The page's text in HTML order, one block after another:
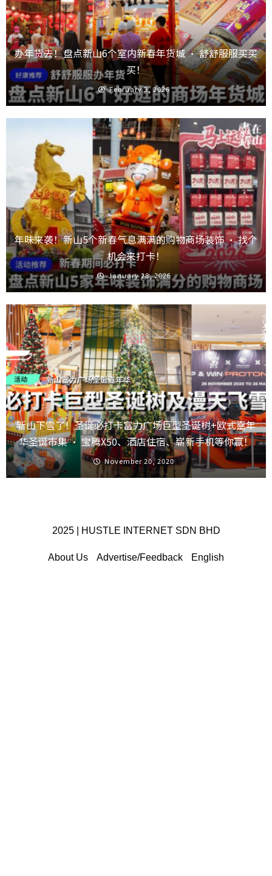
办年货去！盘点新山6个室内新春年货城 · 舒舒服服买买
买！
February 3, 2026
年味来袭！新山5个新春气息满满的购物商场装饰 · 找个
机会来打卡！
January 28, 2026
新山下雪了！圣诞必打卡富力广场巨型圣诞树+欧式嘉年
华圣诞市集 · 宝腾X50、酒店住宿、崭新手机等你赢！
November 20, 2020
2025 | HUSTLE INTERNET SDN BHD
About Us Advertise/Feedback English